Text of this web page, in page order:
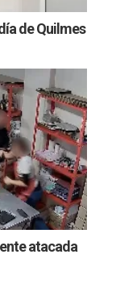
de Quilmes
atacada